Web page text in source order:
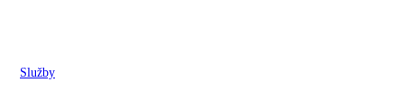
Služby